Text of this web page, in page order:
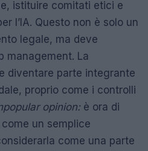
istituire comitati etici e
l’IA. Questo non è solo un
legale, ma deve
management. La
diventare parte integrante
proprio come i controlli
opinion: è ora di
un semplice
come una parte